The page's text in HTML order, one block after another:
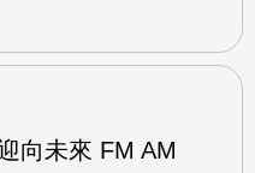
向未來 FM AM